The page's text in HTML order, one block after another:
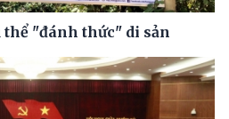
"đánh thức" di sản